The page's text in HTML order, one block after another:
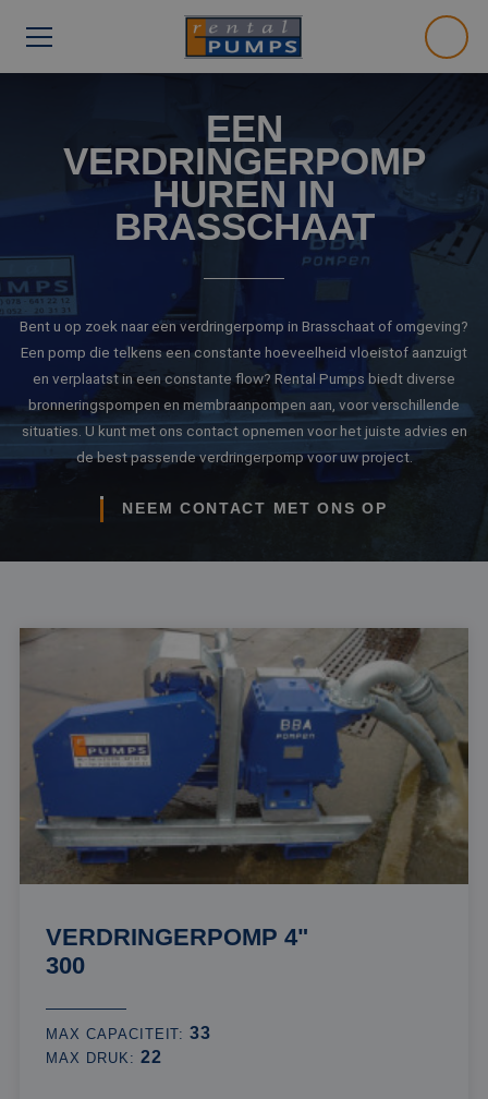
EEN
VERDRINGERPOMP
HUREN IN
BRASSCHAAT
Bent u op zoek naar een verdringerpomp in Brasschaat of omgeving?
Een pomp die telkens een constante hoeveelheid vloeistof aanzuigt
en verplaatst in een constante flow? Rental Pumps biedt diverse
bronneringspompen en membraanpompen aan, voor verschillende
situaties. U kunt met ons contact opnemen voor het juiste advies en
de best passende verdringerpomp voor uw project.
NEEM CONTACT MET ONS OP
VERDRINGERPOMP 4"
300
MAX CAPACITEIT:33
MAX DRUK: 22